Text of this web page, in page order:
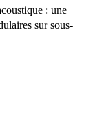
: une
sur sous-